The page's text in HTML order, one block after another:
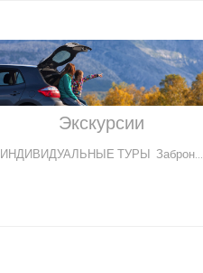
Экскурсии
ИНДИВИДУАЛЬНЫЕ ТУРЫ Заброн...